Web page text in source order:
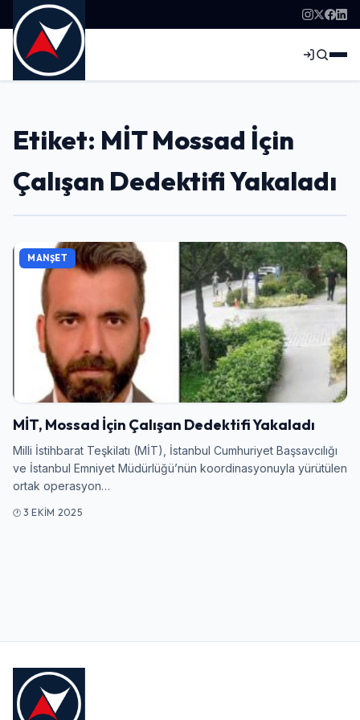
Etiket: MİT Mossad İçin
Çalışan Dedektifi Yakaladı
MANŞET
MİT, Mossad İçin Çalışan Dedektifi Yakaladı
Milli İstihbarat Teşkilatı (MİT), İstanbul Cumhuriyet Başsavcılığı
ve İstanbul Emniyet Müdürlüğü’nün koordinasyonuyla yürütülen
ortak operasyon…
3 EKIM 2025
Giriş Yap
Kullanıcı Adı veya E-posta